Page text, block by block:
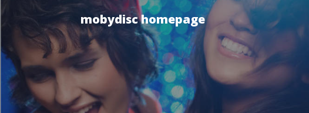
mobydisc homepage